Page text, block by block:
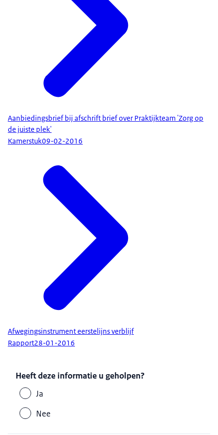
Aanbiedingsbrief bij afschrift brief over Praktijkteam 'Zorg op
de juiste plek'
Kamerstuk09-02-2016
Afwegingsinstrument eerstelijns verblijf
Rapport28-01-2016
Heeft deze informatie u geholpen?
Ja
Nee